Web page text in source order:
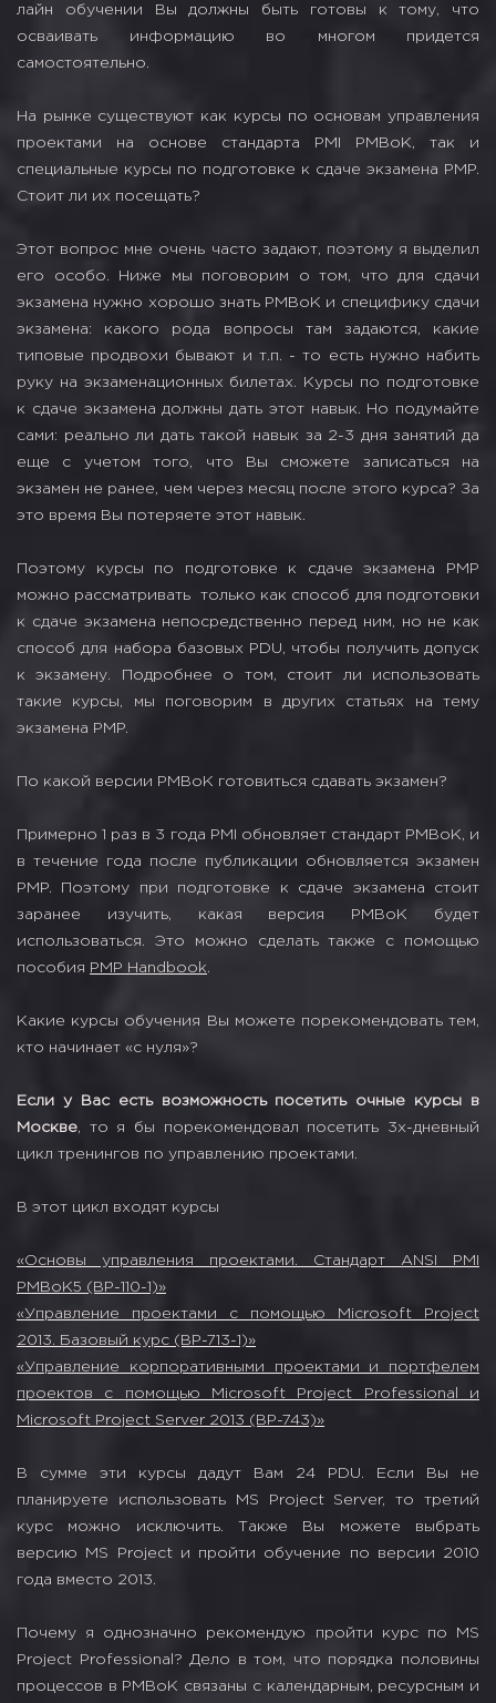
лайн обучении Вы должны быть готовы к тому, что
осваивать информацию во многом придется
самостоятельно.
На рынке существуют как курсы по основам управления
проектами на основе стандарта PMI PMBoK, так и
специальные курсы по подготовке к сдаче экзамена PMP.
Стоит ли их посещать?
Этот вопрос мне очень часто задают, поэтому я выделил
его особо. Ниже мы поговорим о том, что для сдачи
экзамена нужно хорошо знать PMBoK и специфику сдачи
экзамена: какого рода вопросы там задаются, какие
типовые продвохи бывают и т.п. - то есть нужно набить
руку на экзаменационных билетах. Курсы по подготовке
к сдаче экзамена должны дать этот навык. Но подумайте
сами: реально ли дать такой навык за 2-3 дня занятий да
еще с учетом того, что Вы сможете записаться на
экзамен не ранее, чем через месяц после этого курса? За
это время Вы потеряете этот навык.
Поэтому курсы по подготовке к сдаче экзамена PMP
можно рассматривать только как способ для подготовки
к сдаче экзамена непосредственно перед ним, но не как
способ для набора базовых PDU, чтобы получить допуск
к экзамену. Подробнее о том, стоит ли использовать
такие курсы, мы поговорим в других статьях на тему
экзамена PMP.
По какой версии PMBoK готовиться сдавать экзамен?
Примерно 1 раз в 3 года PMI обновляет стандарт PMBoK, и
в течение года после публикации обновляется экзамен
PMP. Поэтому при подготовке к сдаче экзамена стоит
заранее изучить, какая версия PMBoK будет
использоваться. Это можно сделать также с помощью
пособия PMP Handbook
Какие курсы обучения Вы можете порекомендовать тем,
кто начинает «с нуля»?
Если у Вас есть возможность посетить очные курсы в
Москве , то я бы порекомендовал посетить 3х-дневный
цикл тренингов по управлению проектами.
В этот цикл входят курсы
«Основы управления проектами. Стандарт ANSI PMI
PMBoK5 (BP-110-1)»
«Управление проектами с помощью Microsoft Project
2013. Базовый курс (BP-713-1)»
«Управление корпоративными проектами и портфелем
проектов с помощью Microsoft Project Professional и
Microsoft Project Server 2013 (BP-743)»
В сумме эти курсы дадут Вам 24 PDU. Если Вы не
планируете использовать MS Project Server, то третий
курс можно исключить. Также Вы можете выбрать
версию MS Project и пройти обучение по версии 2010
года вместо 2013.
Почему я однозначно рекомендую пройти курс по MS
Project Professional? Дело в том, что порядка половины
процессов в PMBoK связаны с календарным, ресурсным и